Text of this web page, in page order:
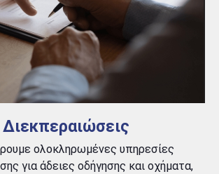
Διεκπεραιώσεις
ολοκληρωμένες υπηρεσίες
για άδειες οδήγησης και οχήματα,